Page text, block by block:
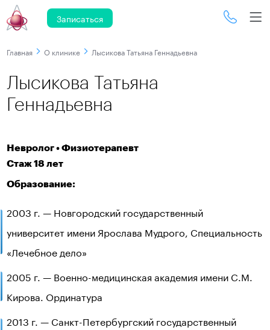
Записаться
Главная О клинике Лысикова Татьяна Геннадьевна
Лысикова Татьяна
Геннадьевна
Невролог • Физиотерапевт
Стаж 18 лет
Образование:
2003 г. — Новгородский государственный
университет имени Ярослава Мудрого, Специальность
«Лечебное дело»
2005 г. — Военно-медицинская академия имени С.М.
Кирова. Ординатура
2013 г. — Санкт-Петербургский государственный